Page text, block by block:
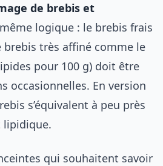
de brebis et
logique : le brebis frais
brebis très affiné comme le
pour 100 g) doit être
occasionnelles. En version
s’équivalent à peu près
lipidique.
qui souhaitent savoir